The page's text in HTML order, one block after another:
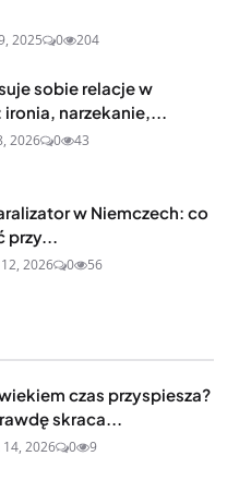
2025 0 204
sobie relacje w
ironia, narzekanie,...
2026 0 43
w Niemczech: co
przy...
2026 0 56
czas przyspiesza?
skraca...
14, 2026 0 9